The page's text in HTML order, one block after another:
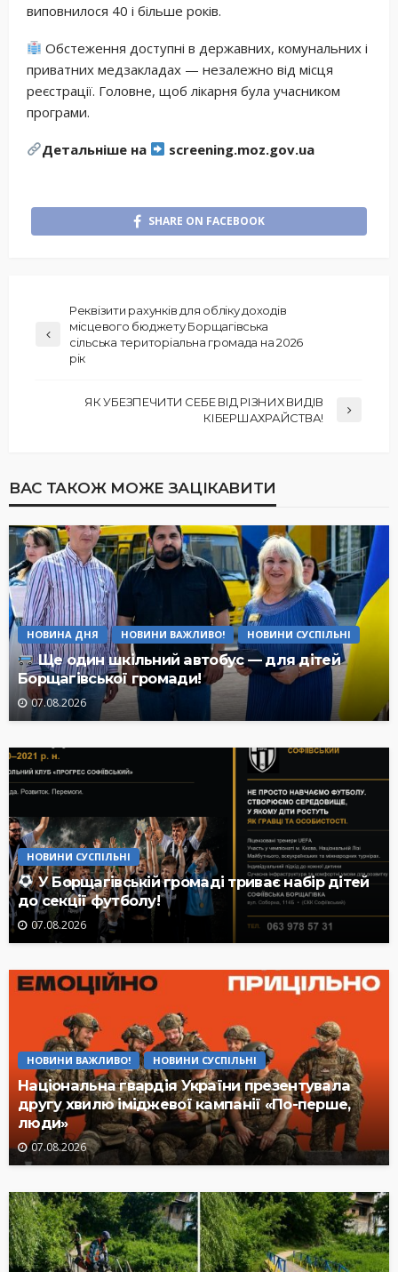
виповнилося 40 і більше років.
Обстеження доступні в державних, комунальних і
приватних медзакладах — незалежно від місця
реєстрації. Головне, щоб лікарня була учасником
програми.
Детальніше на screening.moz.gov.ua
SHARE ON FACEBOOK
Реквізити рахунків для обліку доходів
місцевого бюджету Борщагівська
сільська територіальна громада на 2026
рік
ЯК УБЕЗПЕЧИТИ СЕБЕ ВІД РІЗНИХ ВИДІВ
КІБЕРШАХРАЙСТВА!
ВАС ТАКОЖ МОЖЕ ЗАЦІКАВИТИ
НОВИНА ДНЯ НОВИНИ ВАЖЛИВО! НОВИНИ СУСПІЛЬНІ
Ще один шкільний автобус — для дітей
Борщагівської громади!
07.08.2026
НОВИНИ СУСПІЛЬНІ
У Борщагівській громаді триває набір дітей
до секції футболу!
07.08.2026
НОВИНИ ВАЖЛИВО! НОВИНИ СУСПІЛЬНІ
Національна гвардія України презентувала
другу хвилю іміджевої кампанії «По-перше,
люди»
07.08.2026